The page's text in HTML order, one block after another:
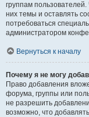
группам
них темы и оставлять
потребоваться
администратором
Вернуться к началу
Почему я не могу
Право добавления
форума, группы или
не разрешить
возможно, что